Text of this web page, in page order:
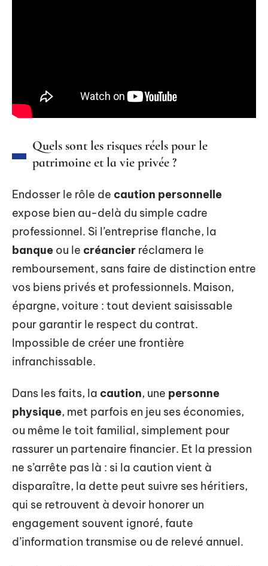
Quels sont les risques réels pour le
patrimoine et la vie privée ?
Endosser le rôle de caution personnelle
expose bien au-delà du simple cadre
professionnel. Si l’entreprise flanche, la
banque ou le créancier réclamera le
remboursement, sans faire de distinction entre
vos biens privés et professionnels. Maison,
épargne, voiture : tout devient saisissable
pour garantir le respect du contrat.
Impossible de créer une frontière
infranchissable.
Dans les faits, la caution, une personne
physique, met parfois en jeu ses économies,
ou même le toit familial, simplement pour
rassurer un partenaire financier. Et la pression
ne s’arrête pas là : si la caution vient à
disparaître, la dette peut suivre ses héritiers,
qui se retrouvent à devoir honorer un
engagement souvent ignoré, faute
d’information transmise ou de relevé annuel.